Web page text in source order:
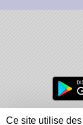
Ce site utilise